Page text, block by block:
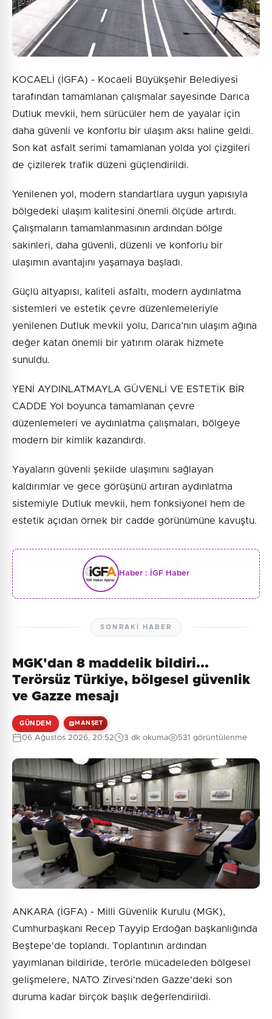
KOCAELİ (İGFA) - Kocaeli Büyükşehir Belediyesi
tarafından tamamlanan çalışmalar sayesinde Darıca
Dutluk mevkii, hem sürücüler hem de yayalar için
daha güvenli ve konforlu bir ulaşım aksı haline geldi.
Son kat asfalt serimi tamamlanan yolda yol çizgileri
de çizilerek trafik düzeni güçlendirildi.
Yenilenen yol, modern standartlara uygun yapısıyla
bölgedeki ulaşım kalitesini önemli ölçüde artırdı.
Çalışmaların tamamlanmasının ardından bölge
sakinleri, daha güvenli, düzenli ve konforlu bir
ulaşımın avantajını yaşamaya başladı.
Güçlü altyapısı, kaliteli asfaltı, modern aydınlatma
sistemleri ve estetik çevre düzenlemeleriyle
yenilenen Dutluk mevkii yolu, Darıca’nın ulaşım ağına
değer katan önemli bir yatırım olarak hizmete
sunuldu.
YENİ AYDINLATMAYLA GÜVENLİ VE ESTETİK BİR
CADDE Yol boyunca tamamlanan çevre
düzenlemeleri ve aydınlatma çalışmaları, bölgeye
modern bir kimlik kazandırdı.
Yayaların güvenli şekilde ulaşımını sağlayan
kaldırımlar ve gece görüşünü artıran aydınlatma
sistemiyle Dutluk mevkii, hem fonksiyonel hem de
estetik açıdan örnek bir cadde görünümüne kavuştu.
Haber : İGF Haber
SONRAKI HABER
MGK'dan 8 maddelik bildiri...
Terörsüz Türkiye, bölgesel güvenlik
ve Gazze mesajı
GÜNDEM MANŞET
06 Ağustos 2026, 20:52 3 dk okuma 531 görüntülenme
ANKARA (İGFA) - Milli Güvenlik Kurulu (MGK),
Cumhurbaşkanı Recep Tayyip Erdoğan başkanlığında
Beştepe'de toplandı. Toplantının ardından
yayımlanan bildiride, terörle mücadeleden bölgesel
gelişmelere, NATO Zirvesi'nden Gazze'deki son
duruma kadar birçok başlık değerlendirildi.